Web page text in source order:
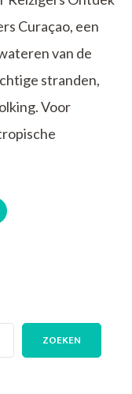
Curaçao, een
van de
stranden,
Voor
Reiservaringen
ZOEKEN